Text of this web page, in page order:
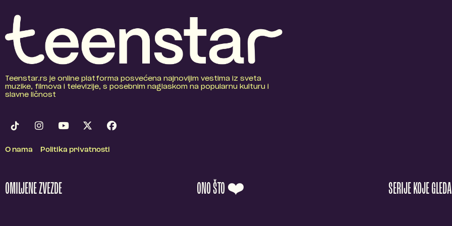
Teenstar.rs je online platforma posvećena najnovijim vestima iz sveta
muzike, filmova i televizije, s posebnim naglaskom na popularnu kulturu i
slavne ličnost
O nama Politika privatnosti
OMILJENE ZVEZDE ONO ŠTO ❤️ SERIJE KOJE